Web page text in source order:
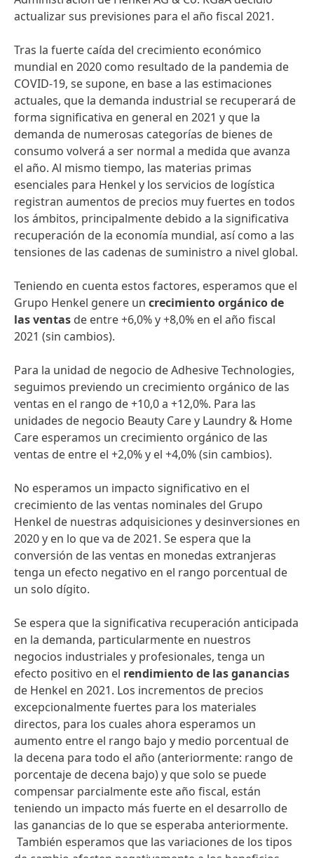
actualizar sus previsiones para el año fiscal 2021.
Tras la fuerte caída del crecimiento económico
mundial en 2020 como resultado de la pandemia de
COVID-19, se supone, en base a las estimaciones
actuales, que la demanda industrial se recuperará de
forma significativa en general en 2021 y que la
demanda de numerosas categorías de bienes de
consumo volverá a ser normal a medida que avanza
el año. Al mismo tiempo, las materias primas
esenciales para Henkel y los servicios de logística
registran aumentos de precios muy fuertes en todos
los ámbitos, principalmente debido a la significativa
recuperación de la economía mundial, así como a las
tensiones de las cadenas de suministro a nivel global.
Teniendo en cuenta estos factores, esperamos que el
Grupo Henkel genere un crecimiento orgánico de
las ventas de entre +6,0% y +8,0% en el año fiscal
2021 (sin cambios).
Para la unidad de negocio de Adhesive Technologies,
seguimos previendo un crecimiento orgánico de las
ventas en el rango de +10,0 a +12,0%. Para las
unidades de negocio Beauty Care y Laundry & Home
Care esperamos un crecimiento orgánico de las
ventas de entre el +2,0% y el +4,0%(sin cambios).
No esperamos un impacto significativo en el
crecimiento de las ventas nominales del Grupo
Henkel de nuestras adquisiciones y desinversiones en
2020 y en lo que va de 2021. Se espera que la
conversión de las ventas en monedas extranjeras
tenga un efecto negativo en el rango porcentual de
un solo dígito.
Se espera que la significativa recuperación anticipada
en la demanda, particularmente en nuestros
negocios industriales y profesionales, tenga un
efecto positivo en el rendimiento de las ganancias
de Henkel en 2021. Los incrementos de precios
excepcionalmente fuertes para los materiales
directos, para los cuales ahora esperamos un
aumento entre el rango bajo y medio porcentual de
la decena para todo el año (anteriormente: rango de
porcentaje de decena bajo) y que solo se puede
compensar parcialmente este año fiscal, están
teniendo un impacto más fuerte en el desarrollo de
las ganancias de lo que se esperaba anteriormente.
También esperamos que las variaciones de los tipos